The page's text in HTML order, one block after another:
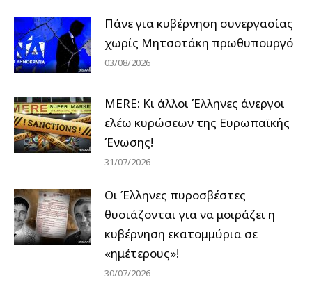
Πάνε για κυβέρνηση συνεργασίας
χωρίς Μητσοτάκη πρωθυπουργό
03/08/2026
MERE: Κι άλλοι Έλληνες άνεργοι
ελέω κυρώσεων της Ευρωπαϊκής
Ένωσης!
31/07/2026
Οι Έλληνες πυροσβέστες
θυσιάζονται για να μοιράζει η
κυβέρνηση εκατομμύρια σε
«ημέτερους»!
30/07/2026